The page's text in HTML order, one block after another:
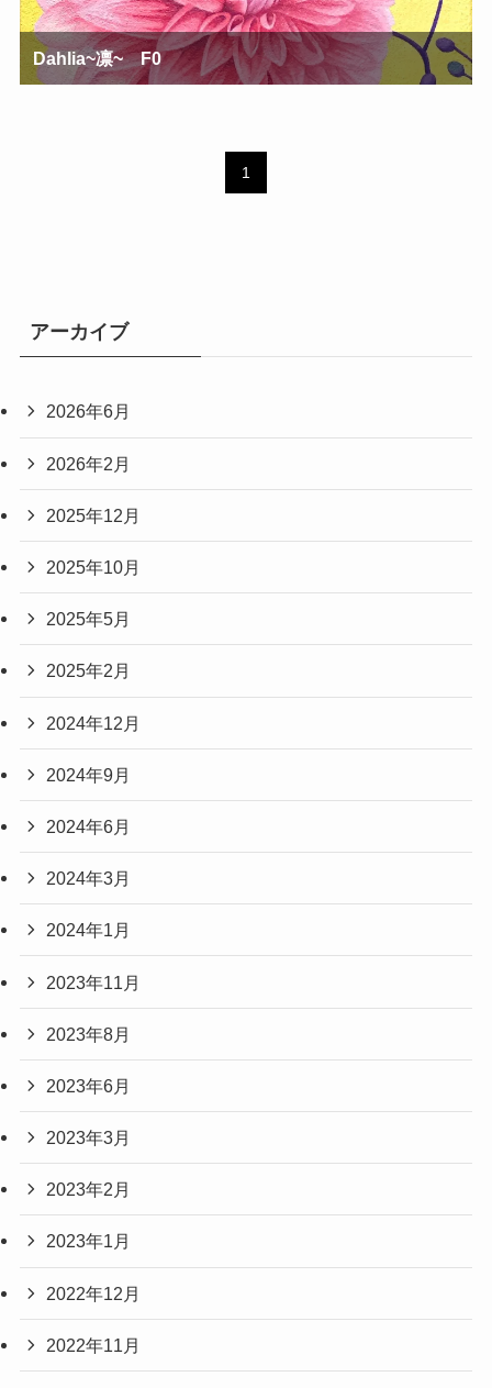
Dahlia~凛~ F0
1
アーカイブ
2026年6月
2026年2月
2025年12月
2025年10月
2025年5月
2025年2月
2024年12月
2024年9月
2024年6月
2024年3月
2024年1月
2023年11月
2023年8月
2023年6月
2023年3月
2023年2月
2023年1月
2022年12月
2022年11月